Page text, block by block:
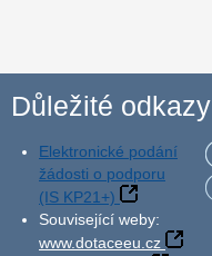
Důležité odkazy
Elektronické podání
žádosti o podporu
(IS KP21+)
Související weby:
www.dotaceeu.cz